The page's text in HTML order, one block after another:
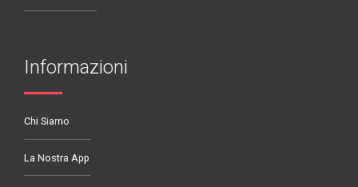
Informazioni
Chi Siamo
La Nostra App